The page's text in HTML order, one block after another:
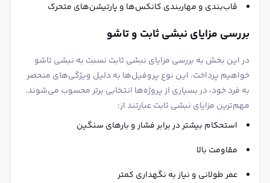
قاب‌بندی و مهاربندی کانکس‌ها و پارتیشن‌های متحرک
بررسی مزایای نبشی ثابت و تاشو
در این بخش به بررسی مزایای نبشی ثابت نسبت به نبشی تاشو
خواهیم پرداخت. این نوع پروفیل‌ها به دلیل ویژگی‌های منحصر
به فرد خود، در بسیاری از پروژه‌ها انتخابی برتر محسوب می‌شوند.
مهم‌ترین مزایای نبشی ثابت عبارتند از:
استحکام بیشتر در برابر فشار و بارهای سنگین
مقاومت بالا
عمر طولانی و نیاز به نگهداری کمتر